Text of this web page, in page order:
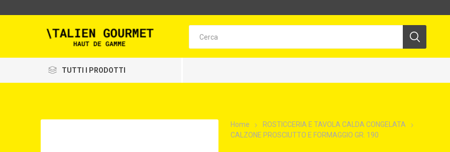
TUTTI I PRODOTTI
Home
ROSTICCERIA E TAVOLA CALDA CONGELATA
CALZONE PROSCIUTTO E FORMAGGIO GR. 190